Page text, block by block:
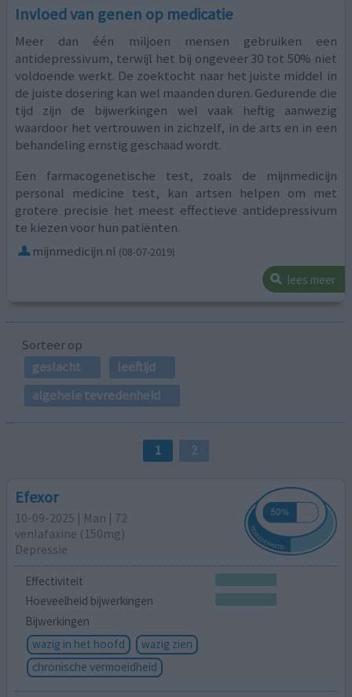
Invloed van genen op medicatie
Meer dan één miljoen mensen gebruiken een
antidepressivum, terwijl het bij ongeveer 30 tot 50% niet
voldoende werkt. De zoektocht naar het juiste middel in
de juiste dosering kan wel maanden duren. Gedurende die
tijd zijn de bijwerkingen wel vaak heftig aanwezig
waardoor het vertrouwen in zichzelf, in de arts en in een
behandeling ernstig geschaad wordt.
Een farmacogenetische test, zoals de mijnmedicijn
personal medicine test, kan artsen helpen om met
grotere precisie het meest effectieve antidepressivum
te kiezen voor hun patiënten.
mijnmedicijn.nl (08-07-2019)
lees meer
Sorteer op
geslacht
leeftijd
algehele tevredenheid
1 2
Efexor
10-09-2025 | Man | 72
venlafaxine (150mg)
Depressie
Effectiviteit
Hoeveelheid bijwerkingen
Bijwerkingen
wazig in het hoofd
wazig zien
chronische vermoeidheid